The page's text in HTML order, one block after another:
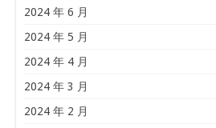
2024 年 6 月
2024 年 5 月
2024 年 4 月
2024 年 3 月
2024 年 2 月